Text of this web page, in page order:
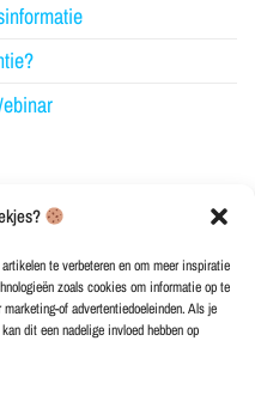
te verbeteren en om meer inspiratie
zoals cookies om informatie op te
of advertentiedoeleinden. Als je
dit een nadelige invloed hebben op